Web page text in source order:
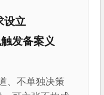
设立
发备案义
、不单独决策